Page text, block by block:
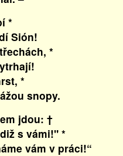
*
Sión!
*
*
snopy.
jdou: †
s vámi!" *
vám v práci!“